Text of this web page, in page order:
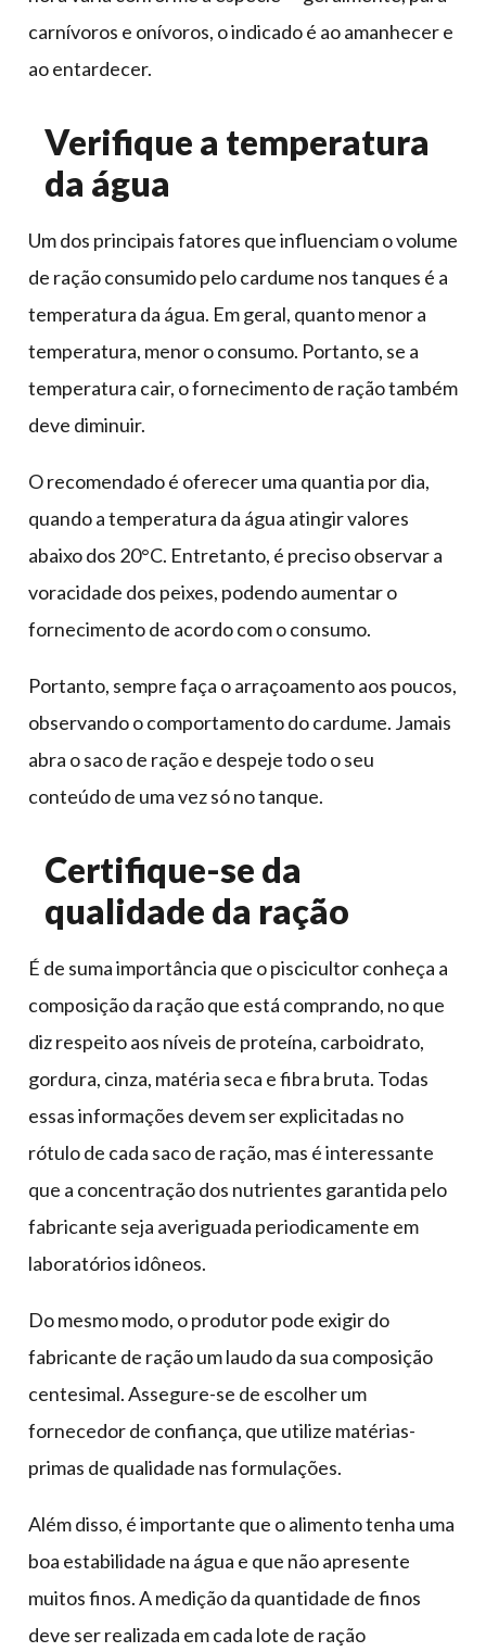
carnívoros e onívoros, o indicado é ao amanhecer e
ao entardecer.
Verifique a temperatura
da água
Um dos principais fatores que influenciam o volume
de ração consumido pelo cardume nos tanques é a
temperatura da água. Em geral, quanto menor a
temperatura, menor o consumo. Portanto, se a
temperatura cair, o fornecimento de ração também
deve diminuir.
O recomendado é oferecer uma quantia por dia,
quando a temperatura da água atingir valores
abaixo dos 20°C. Entretanto, é preciso observar a
voracidade dos peixes, podendo aumentar o
fornecimento de acordo com o consumo.
Portanto, sempre faça o arraçoamento aos poucos,
observando o comportamento do cardume. Jamais
abra o saco de ração e despeje todo o seu
conteúdo de uma vez só no tanque.
Certifique-se da
qualidade da ração
É de suma importância que o piscicultor conheça a
composição da ração que está comprando, no que
diz respeito aos níveis de proteína, carboidrato,
gordura, cinza, matéria seca e fibra bruta. Todas
essas informações devem ser explicitadas no
rótulo de cada saco de ração, mas é interessante
que a concentração dos nutrientes garantida pelo
fabricante seja averiguada periodicamente em
laboratórios idôneos.
Do mesmo modo, o produtor pode exigir do
fabricante de ração um laudo da sua composição
centesimal. Assegure-se de escolher um
fornecedor de confiança, que utilize matérias-
primas de qualidade nas formulações.
Além disso, é importante que o alimento tenha uma
boa estabilidade na água e que não apresente
muitos finos. A medição da quantidade de finos
deve ser realizada em cada lote de ração